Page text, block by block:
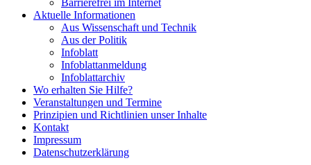
Barrierefrei im Internet
Aktuelle Informationen
Aus Wissenschaft und Technik
Aus der Politik
Infoblatt
Infoblattanmeldung
Infoblattarchiv
Wo erhalten Sie Hilfe?
Veranstaltungen und Termine
Prinzipien und Richtlinien unser Inhalte
Kontakt
Impressum
Datenschutzerklärung